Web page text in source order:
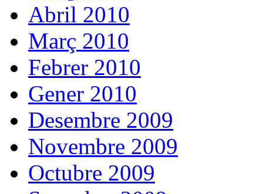
Abril 2010
Març 2010
Febrer 2010
Gener 2010
Desembre 2009
Novembre 2009
Octubre 2009